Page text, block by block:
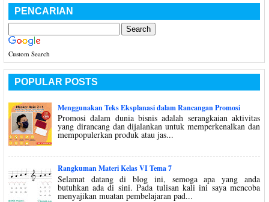
PENCARIAN
Custom Search
POPULAR POSTS
Menggunakan Teks Eksplanasi dalam Rancangan Promosi
Promosi dalam dunia bisnis adalah serangkaian aktivitas
yang dirancang dan dijalankan untuk memperkenalkan dan
mempopulerkan produk atau jas...
Rangkuman Materi Kelas VI Tema 7
Selamat datang di blog ini, semoga apa yang anda
butuhkan ada di sini. Pada tulisan kali ini saya mencoba
menyajikan muatan pembelajaran pad...